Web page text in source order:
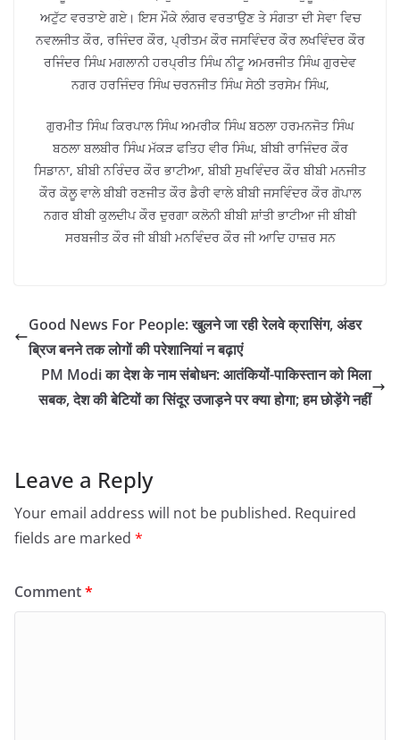
ਅਟੁੱਟ ਵਰਤਾਏ ਗਏ। ਇਸ ਮੌਕੇ ਲੰਗਰ ਵਰਤਾਉਣ ਤੇ ਸੰਗਤਾ ਦੀ ਸੇਵਾ ਵਿਚ
ਨਵਲਜੀਤ ਕੌਰ, ਰਜਿੰਦਰ ਕੌਰ, ਪ੍ਰੀਤਮ ਕੌਰ ਜਸਵਿੰਦਰ ਕੌਰ ਲਖਵਿੰਦਰ ਕੌਰ
ਰਜਿੰਦਰ ਸਿੰਘ ਮਗਲਾਨੀ ਹਰਪ੍ਰੀਤ ਸਿੰਘ ਨੀਟੂ ਅਮਰਜੀਤ ਸਿੰਘ ਗੁਰਦੇਵ
ਨਗਰ ਹਰਜਿੰਦਰ ਸਿੰਘ ਚਰਨਜੀਤ ਸਿੰਘ ਸੇਠੀ ਤਰਸੇਮ ਸਿੰਘ,
ਗੁਰਮੀਤ ਸਿੰਘ ਕਿਰਪਾਲ ਸਿੰਘ ਅਮਰੀਕ ਸਿੰਘ ਬਠਲਾ ਹਰਮਨਜੋਤ ਸਿੰਘ
ਬਠਲਾ ਬਲਬੀਰ ਸਿੰਘ ਮੱਕੜ ਫਤਿਹ ਵੀਰ ਸਿੰਘ, ਬੀਬੀ ਰਾਜਿੰਦਰ ਕੌਰ
ਸਿਡਾਨਾ, ਬੀਬੀ ਨਰਿੰਦਰ ਕੌਰ ਭਾਟੀਆ, ਬੀਬੀ ਸੁਖਵਿੰਦਰ ਕੌਰ ਬੀਬੀ ਮਨਜੀਤ
ਕੌਰ ਕੋਲੂ ਵਾਲੇ ਬੀਬੀ ਰਣਜੀਤ ਕੌਰ ਡੈਰੀ ਵਾਲੇ ਬੀਬੀ ਜਸਵਿੰਦਰ ਕੌਰ ਗੋਪਾਲ
ਨਗਰ ਬੀਬੀ ਕੁਲਦੀਪ ਕੌਰ ਦੁਰਗਾ ਕਲੋਨੀ ਬੀਬੀ ਸ਼ਾਂਤੀ ਭਾਟੀਆ ਜੀ ਬੀਬੀ
ਸਰਬਜੀਤ ਕੌਰ ਜੀ ਬੀਬੀ ਮਨਵਿੰਦਰ ਕੌਰ ਜੀ ਆਦਿ ਹਾਜ਼ਰ ਸਨ
Good News For People: खुलने जा रही रेलवे क्रासिंग, अंडर
ब्रिज बनने तक लोगों की परेशानियां न बढ़ाएं
PM Modi का देश के नाम संबोधन: आतंकियों-पाकिस्तान को मिला
सबक, देश की बेटियों का सिंदूर उजाड़ने पर क्या होगा; हम छोड़ेंगे नहीं
Leave a Reply
Your email address will not be published. Required
fields are marked *
Comment*